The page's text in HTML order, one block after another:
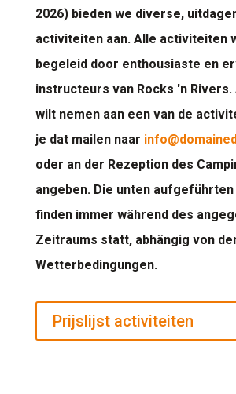
2026) bieden we diverse,
activiteiten aan. Alle activiteiten
begeleid door enthousiaste en
instructeurs van Rocks 'n Rivers.
wilt nemen aan een van de
je dat mailen naar
oder an der Rezeption des
angeben. Die unten
finden immer während des
Zeitraums statt, abhängig von
Wetterbedingungen.
Prijslijst activiteiten